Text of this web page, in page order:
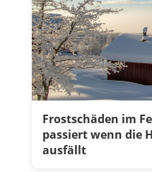
Frostschäden im
passiert wenn die
ausfällt